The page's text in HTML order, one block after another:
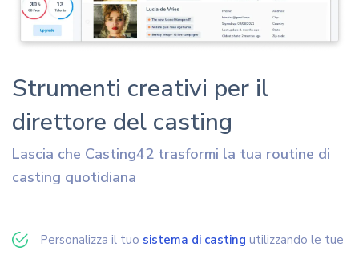
Strumenti creativi per il
direttore del casting
Lascia che Casting42 trasformi la tua routine di
casting quotidiana
Personalizza il tuo sistema di casting utilizzando le tue